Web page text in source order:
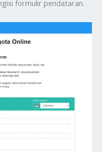
formulir pendataran.